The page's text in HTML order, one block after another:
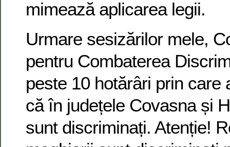
mimează aplicarea legii.
Urmare sesizărilor mele,
pentru Combaterea
peste 10 hotărâri prin care
că în județele Covasna și
sunt discriminați. Atenție!